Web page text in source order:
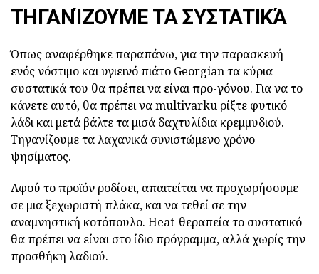
ΤΗΓΑΝΊΖΟΥΜΕ ΤΑ ΣΥΣΤΑΤΙΚΆ
Όπως αναφέρθηκε παραπάνω, για την παρασκευή
ενός νόστιμο και υγιεινό πιάτο Georgian τα κύρια
συστατικά του θα πρέπει να είναι προ-γόνου. Για να το
κάνετε αυτό, θα πρέπει να multivarku ρίξτε φυτικό
λάδι και μετά βάλτε τα μισά δαχτυλίδια κρεμμυδιού.
Τηγανίζουμε τα λαχανικά συνιστώμενο χρόνο
ψησίματος.
Αφού το προϊόν ροδίσει, απαιτείται να προχωρήσουμε
σε μια ξεχωριστή πλάκα, και να τεθεί σε την
αναμνηστική κοτόπουλο. Heat-θεραπεία το συστατικό
θα πρέπει να είναι στο ίδιο πρόγραμμα, αλλά χωρίς την
προσθήκη λαδιού.